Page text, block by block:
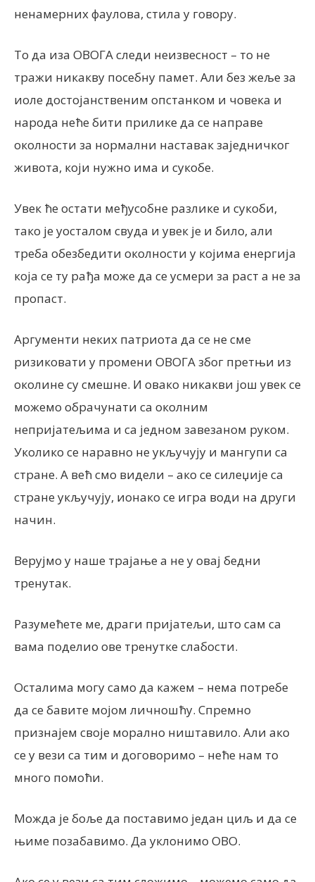
ненамерних фаулова, стила у говору.
То да иза ОВОГА следи неизвесност – то не
тражи никакву посебну памет. Али без жеље за
иоле достојанственим опстанком и човека и
народа неће бити прилике да се направе
околности за нормални наставак заједничког
живота, који нужно има и сукобе.
Увек ће остати међусобне разлике и сукоби,
тако је уосталом свуда и увек је и било, али
треба обезбедити околности у којима енергија
која се ту рађа може да се усмери за раст а не за
пропаст.
Аргументи неких патриота да се не сме
ризиковати у промени ОВОГА због претњи из
околине су смешне. И овако никакви још увек се
можемо обрачунати са околним
непријатељима и са једном завезаном руком.
Уколико се наравно не укључују и мангупи са
стране. А већ смо видели – ако се силеџије са
стране укључују, ионако се игра води на други
начин.
Верујмо у наше трајање а не у овај бедни
тренутак.
Разумећете ме, драги пријатељи, што сам са
вама поделио ове тренутке слабости.
Осталима могу само да кажем – нема потребе
да се бавите мојом личношћу. Спремно
признајем своје морално ништавило. Али ако
се у вези са тим и договоримо – неће нам то
много помоћи.
Можда је боље да поставимо један циљ и да се
њиме позабавимо. Да уклонимо ОВО.